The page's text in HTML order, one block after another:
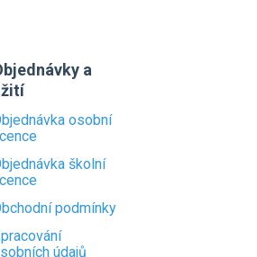
a
osobní
školní
podmínky
údajů